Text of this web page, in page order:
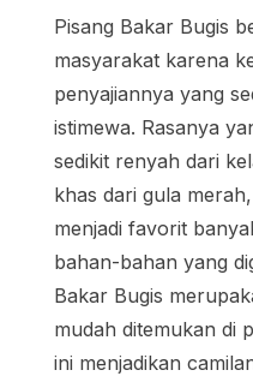
Pisang Bakar Bugis
masyarakat karena
penyajiannya yang
istimewa. Rasanya
sedikit renyah dari
khas dari gula
menjadi favorit
bahan-bahan yang
Bakar Bugis
mudah ditemukan di
ini menjadikan